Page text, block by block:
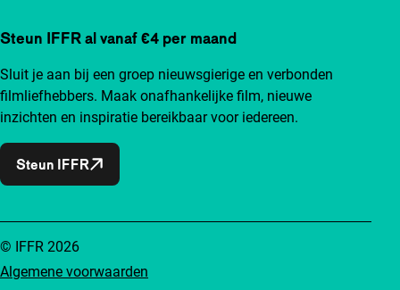
Steun IFFR al vanaf €4 per maand
Sluit je aan bij een groep nieuwsgierige en verbonden
filmliefhebbers. Maak onafhankelijke film, nieuwe
inzichten en inspiratie bereikbaar voor iedereen.
Steun IFFR
Algemene voorwaarden
© IFFR 2026